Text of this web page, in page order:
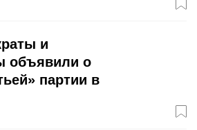
и
объявили о
партии в